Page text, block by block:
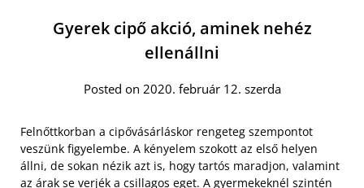
Gyerek cipő akció, aminek nehéz
ellenállni
Posted on 2020. február 12. szerda
Felnőttkorban a cipővásárláskor rengeteg szempontot
veszünk figyelembe. A kényelem szokott az első helyen
állni, de sokan nézik azt is, hogy tartós maradjon, valamint
az árak se verjék a csillagos eget. A gyermekeknél szintén